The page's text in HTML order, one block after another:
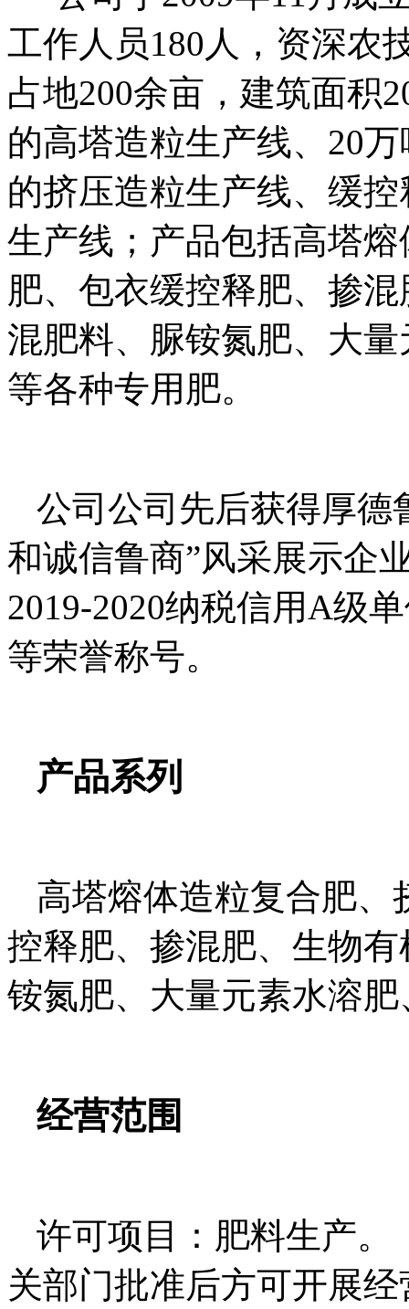
工作人员180 人，资深农
占地200余亩，建筑面积
的高塔造粒生产线、 20万
的挤压造粒生产线、缓
生产线；产品包括高塔
肥、包衣缓控释肥、掺
混肥料、脲铵氮肥、大
等各种专用肥。
公司公司先后获得厚德
和诚信鲁商”风采展示企
2019-2020纳税信用A级
等荣誉称号。
产品系列
高塔熔体造粒复合肥、
控释肥、掺混肥、生物
铵氮肥、大量元素水溶
经营范围
许可项目：肥料生产。
关部门批准后方可开展